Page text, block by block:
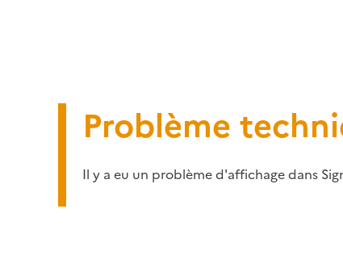
Problème
Il y a eu un problème d'affichage dans